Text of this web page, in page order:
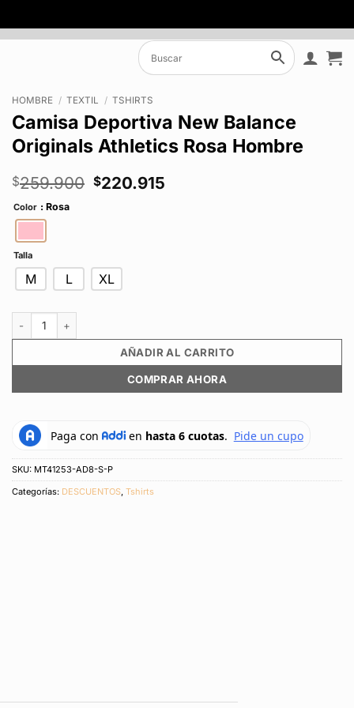
HOMBRE / TEXTIL / TSHIRTS
Camisa Deportiva New Balance
Originals Athletics Rosa Hombre
$259.900 El
$220.915
Color : Rosa
Talla
M L XL
AÑADIR AL CARRITO
COMPRAR AHORA
SKU: MT41253-AD8-S-P
Categorías: DESCUENTOS, Tshirts